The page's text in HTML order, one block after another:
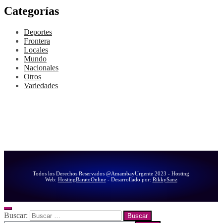
Categorías
Deportes
Frontera
Locales
Mundo
Nacionales
Otros
Variedades
Todos los Derechos Reservados @AmambayUrgente 2023 - Hosting
Web: HostingBaratoOnline- Desarrollado por: RikkySanz
Buscar: